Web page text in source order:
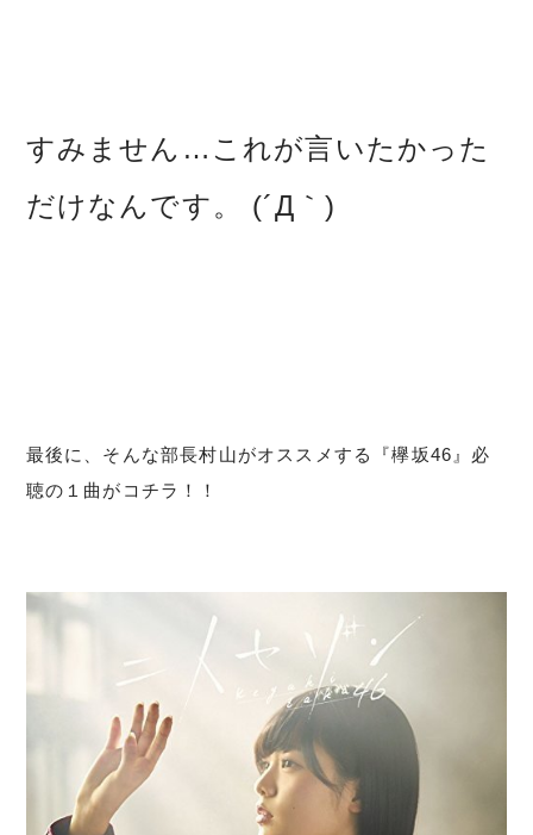
すみません…これが言いたかった
だけなんです。 (´Д｀)
最後に、そんな部長村山がオススメする『欅坂46』必
聴の１曲がコチラ！！